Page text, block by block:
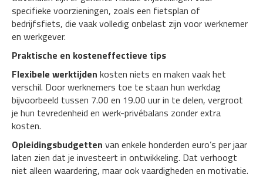
specifieke voorzieningen, zoals een fietsplan of
bedrijfsfiets, die vaak volledig onbelast zijn voor werknemer
en werkgever.
Praktische en kosteneffectieve tips
Flexibele werktijden kosten niets en maken vaak het
verschil. Door werknemers toe te staan hun werkdag
bijvoorbeeld tussen 7.00 en 19.00 uur in te delen, vergroot
je hun tevredenheid en werk-privébalans zonder extra
kosten.
Opleidingsbudgetten van enkele honderden euro’s per jaar
laten zien dat je investeert in ontwikkeling. Dat verhoogt
niet alleen waardering, maar ook vaardigheden en motivatie.